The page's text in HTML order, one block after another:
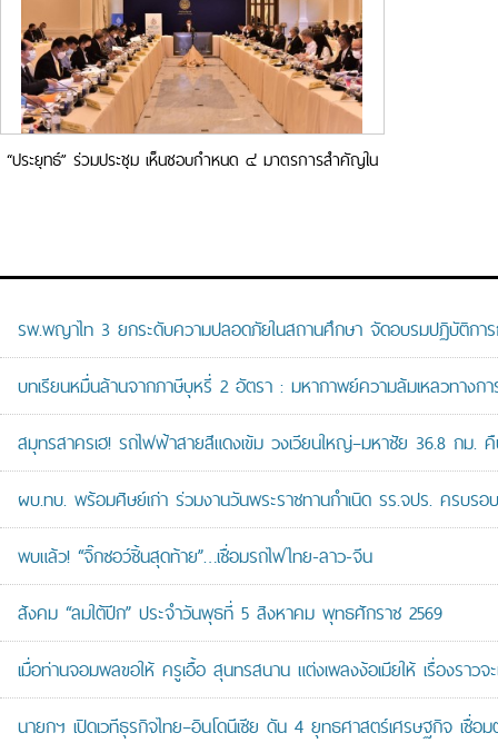
“ประยุทธ์” ร่วมประชุม เห็นชอบกำหนด ๔ มาตรการสำคัญใน
รพ.พญาไท 3 ยกระดับความปลอดภัยในสถานศึกษา จัดอบรมปฏิบัติกา
บทเรียนหมื่นล้านจากภาษีบุหรี่ 2 อัตรา : มหากาพย์ความล้มเหลวทางก
สมุทรสาครเฮ! รถไฟฟ้าสายสีแดงเข้ม วงเวียนใหญ่–มหาชัย 36.8 ก
ผบ.ทบ. พร้อมศิษย์เก่า ร่วมงานวันพระราชทานกำเนิด รร.จปร. ครบ
พบแล้ว! “จิ๊กซอว์ชิ้นสุดท้าย”…เชื่อมรถไฟไทย-ลาว-จีน
สังคม “ลมใต้ปีก” ประจำวันพุธที่ 5 สิงหาคม พุทธศักราช 2569
เมื่อท่านจอมพลขอให้ ครูเอื้อ สุนทรสนาน แต่งเพลงง้อเมียให้ เรื่องราวจะ
นายกฯ เปิดเวทีธุรกิจไทย–อินโดนีเซีย ดัน 4 ยุทธศาสตร์เศรษฐกิจ เ